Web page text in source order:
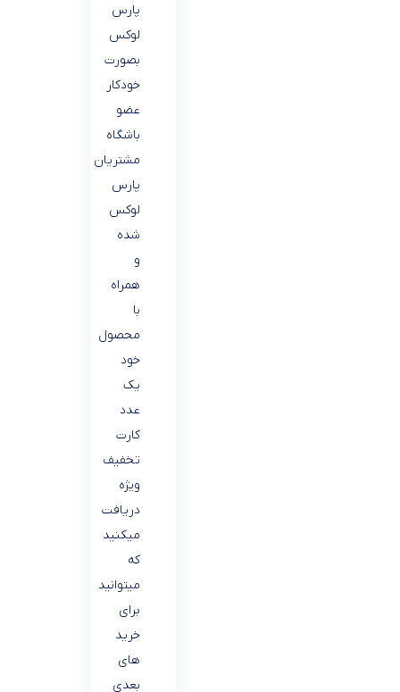
پارس
لوکس
بصورت
خودکار
عضو
باشگاه
مشتریان
پارس
لوکس
شده
و
همراه
با
محصول
خود
یک
عدد
کارت
تخفیف
ویژه
دریافت
میکنید
که
میتوانید
برای
خرید
های
بعدی